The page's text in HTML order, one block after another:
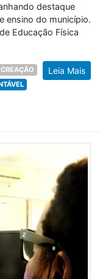
destaque
ensino do município.
Educação Física
Leia Mais